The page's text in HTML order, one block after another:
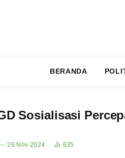
BERANDA
Sosialisasi
26 Nov 2024 635